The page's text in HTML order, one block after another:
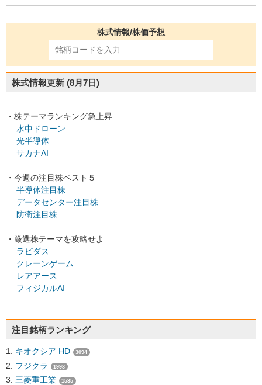
株式情報/株価予想
株式情報更新 (8月7日)
・株テーマランキング急上昇
水中ドローン
光半導体
サカナAI
・今週の注目株ベスト５
半導体注目株
データセンター注目株
防衛注目株
・厳選株テーマを攻略せよ
ラピダス
クレーンゲーム
レアアース
フィジカルAI
注目銘柄ランキング
キオクシア HD 3094
フジクラ 1998
三菱重工業 1535